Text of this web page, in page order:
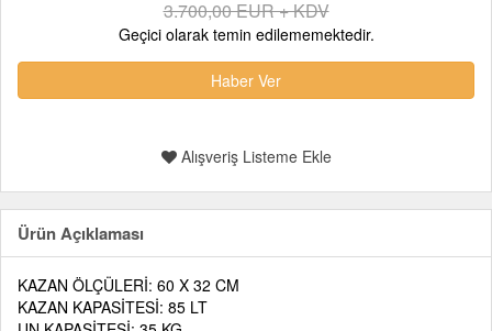
3.700,00 EUR + KDV
Geçici olarak temin edilememektedir.
Haber Ver
Alışveriş Listeme Ekle
Ürün Açıklaması
KAZAN ÖLÇÜLERİ: 60 X 32 CM
KAZAN KAPASİTESİ: 85 LT